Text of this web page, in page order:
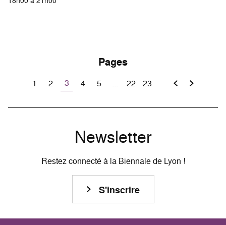
Pages
1 2 3 4 5 ... 22 23
Newsletter
Restez connecté à la Biennale de Lyon !
S'inscrire